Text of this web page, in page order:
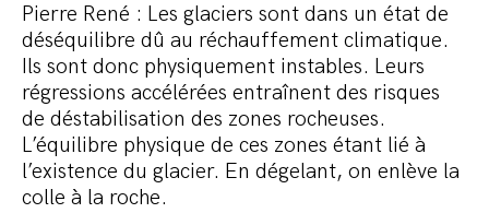
Pierre René : Les glaciers sont dans un état de
déséquilibre dû au réchauffement climatique.
Ils sont donc physiquement instables. Leurs
régressions accélérées entraînent des risques
de déstabilisation des zones rocheuses.
L’équilibre physique de ces zones étant lié à
l’existence du glacier. En dégelant, on enlève la
colle à la roche.